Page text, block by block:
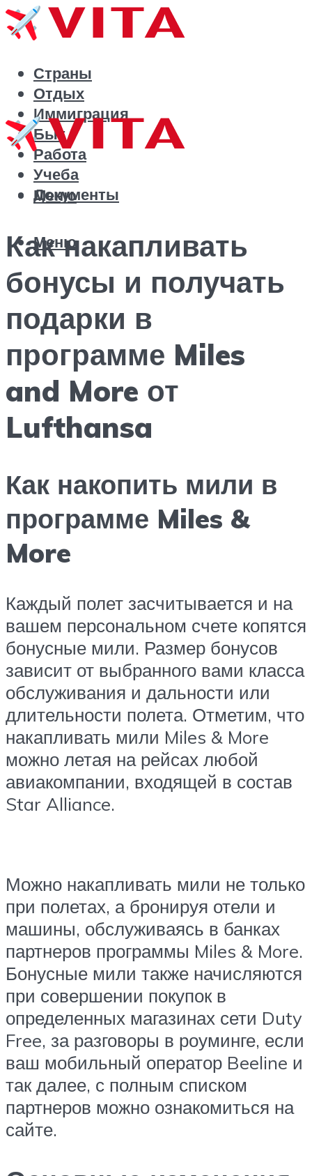
Страны
Отдых
Иммиграция
Быт
Работа
Учеба
Документы
Меню
Меню
Как накапливать
бонусы и получать
подарки в
программе Miles
and More от
Lufthansa
Как накопить мили в
программе Miles &
More
Каждый полет засчитывается и на
вашем персональном счете копятся
бонусные мили. Размер бонусов
зависит от выбранного вами класса
обслуживания и дальности или
длительности полета. Отметим, что
накапливать мили Miles & More
можно летая на рейсах любой
авиакомпании, входящей в состав
Star Alliance.
Можно накапливать мили не только
при полетах, а бронируя отели и
машины, обслуживаясь в банках
партнеров программы Miles & More.
Бонусные мили также начисляются
при совершении покупок в
определенных магазинах сети Duty
Free, за разговоры в роуминге, если
ваш мобильный оператор Beeline и
так далее, с полным списком
партнеров можно ознакомиться на
сайте.